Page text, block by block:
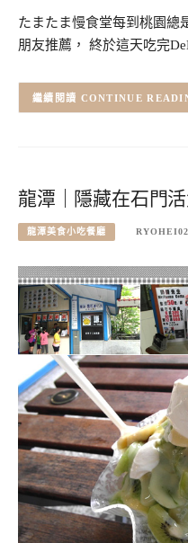
たまたま慢食堂每到桃園總
朋友推薦， 終於這天吃完
CONTINUE
龍潭｜隱藏在石門
龍潭美食小吃餐廳